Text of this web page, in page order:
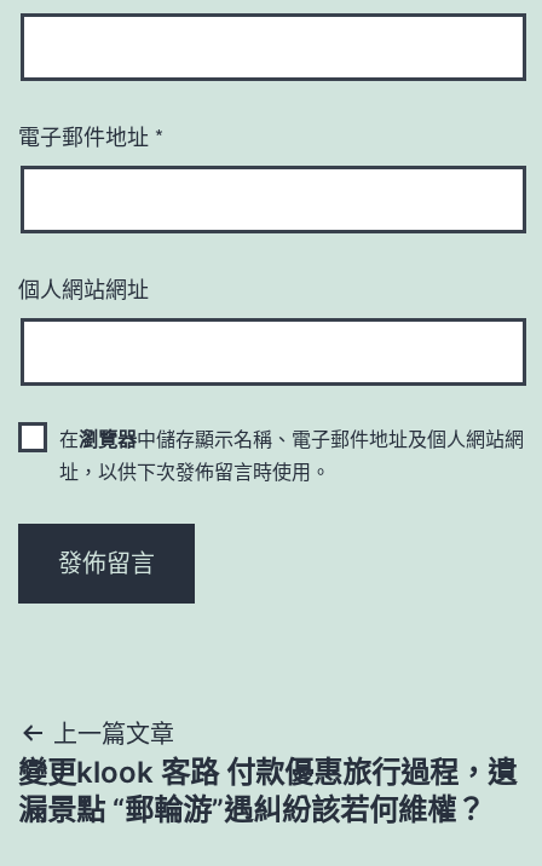
電子郵件地址 *
個人網站網址
在瀏覽器中儲存顯示名稱、電子郵件地址及個人網站網
址，以供下次發佈留言時使用。
文
章
上一篇文章
變更klook 客路 付款優惠旅行過程，遺
漏景點 “郵輪游”遇糾紛該若何維權？